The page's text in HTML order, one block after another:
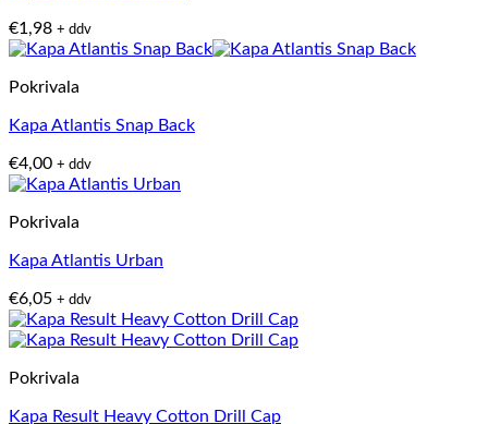
€1,98 + ddv
Pokrivala
Kapa Atlantis Snap Back
€4,00 + ddv
Pokrivala
Kapa Atlantis Urban
€6,05 + ddv
Pokrivala
Kapa Result Heavy Cotton Drill Cap